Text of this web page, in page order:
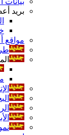
بريد
مواقع